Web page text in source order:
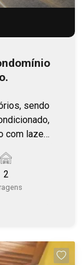
sendo
com lazer
2